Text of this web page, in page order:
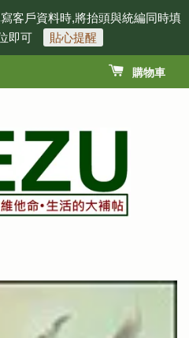
客戶資料時,將抬頭與統編同時填
即可
貼心提醒
購物車